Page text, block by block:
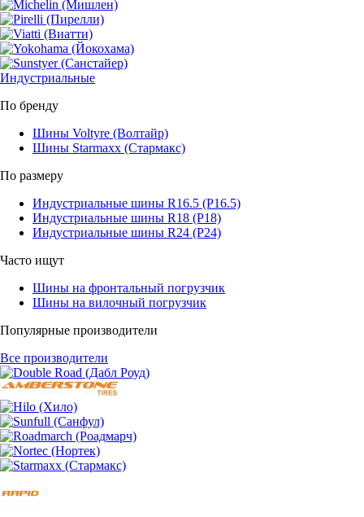
Индустриальные
По бренду
Шины Voltyre (Волтайр)
Шины Starmaxx (Стармакс)
По размеру
Индустриальные шины R16.5 (Р16.5)
Индустриальные шины R18 (Р18)
Индустриальные шины R24 (Р24)
Часто ищут
Шины на фронтальный погрузчик
Шины на вилочный погрузчик
Популярные производители
Все производители